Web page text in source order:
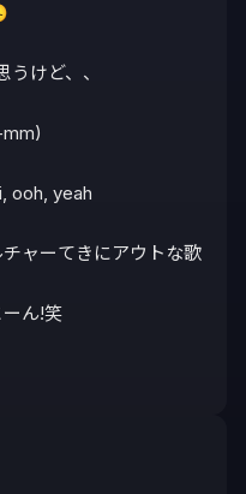
けど、、
ooh, yeah
ャーてきにアウトな歌
ん!笑